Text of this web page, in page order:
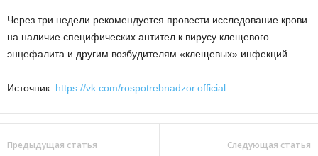
Через три недели рекомендуется провести исследование крови
на наличие специфических антител к вирусу клещевого
энцефалита и другим возбудителям «клещевых» инфекций.
Источник: https://vk.com/rospotrebnadzor.official
Предыдущая статья Следующая статья